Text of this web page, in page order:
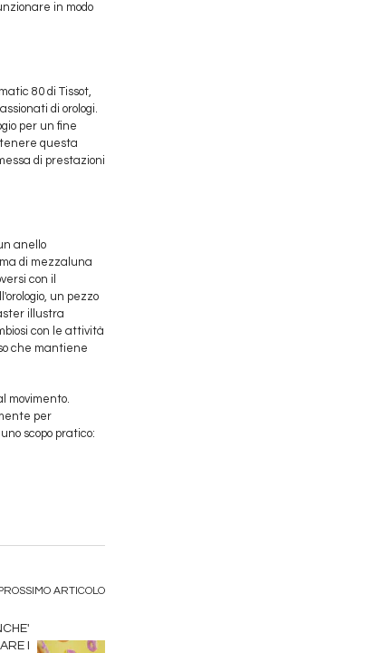
in modo
80 di Tissot,
di orologi.
per un fine
questa
di prestazioni
anello
di mezzaluna
con il
un pezzo
illustra
con le attività
che mantiene
movimento.
per
scopo pratico:
ARTICOLO
I